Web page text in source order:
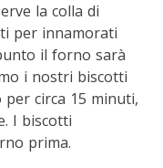
la colla di
per innamorati
il forno sarà
i nostri biscotti
circa 15 minuti,
I biscotti
prima.